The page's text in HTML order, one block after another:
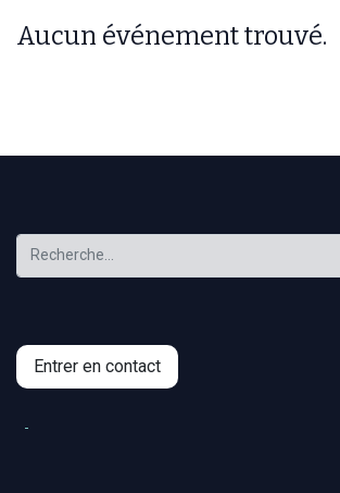
Aucun événement trouvé.
Entrer en contact